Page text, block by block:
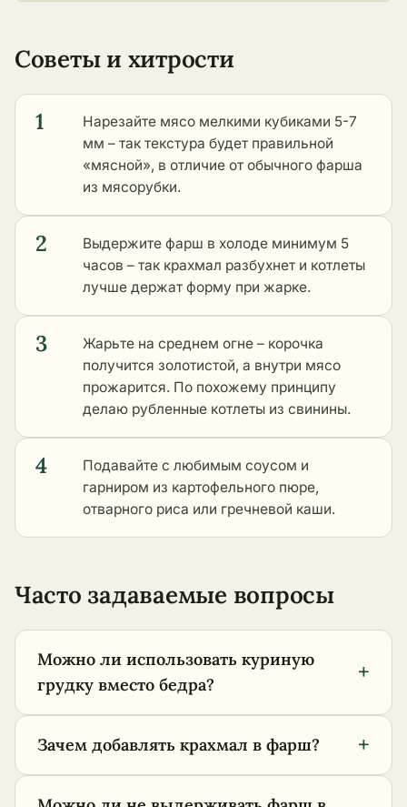
Советы и хитрости
1
Нарезайте мясо мелкими кубиками 5-7
мм – так текстура будет правильной
«мясной», в отличие от обычного фарша
из мясорубки.
2
Выдержите фарш в холоде минимум 5
часов – так крахмал разбухнет и котлеты
лучше держат форму при жарке.
3
Жарьте на среднем огне – корочка
получится золотистой, а внутри мясо
прожарится. По похожему принципу
делаю рубленные котлеты из свинины.
4
Подавайте с любимым соусом и
гарниром из картофельного пюре,
отварного риса или гречневой каши.
Часто задаваемые вопросы
Можно ли использовать куриную
грудку вместо бедра?
+
Зачем добавлять крахмал в фарш? +